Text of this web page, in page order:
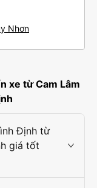
Nhơn
xe từ Cam Lâm
Định từ
giá tốt